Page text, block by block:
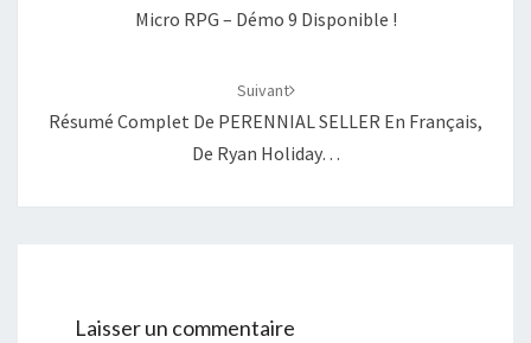
Micro RPG – Démo 9 Disponible !
Suivant
Résumé Complet De PERENNIAL SELLER En Français,
De Ryan Holiday…
Laisser un commentaire